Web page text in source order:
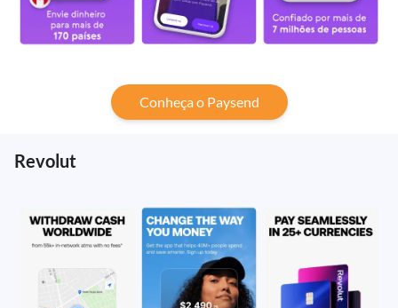
Conheça o Paysend
Revolut